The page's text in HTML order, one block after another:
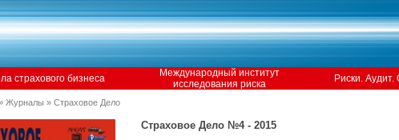
страхового бизнеса
Международный институт
исследования риска
Риски.
Журналы » Страховое Дело
Страховое Дело №4 - 2015